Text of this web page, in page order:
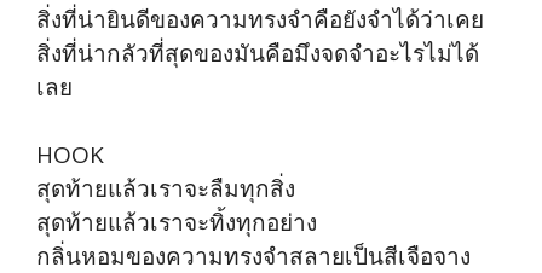
สิ่งที่น่ายินดีของความทรงจำคือยังจำได้ว่าเคย
สิ่งที่น่ากลัวที่สุดของมันคือมึงจดจำอะไรไม่ได้
เลย
HOOK
สุดท้ายแล้วเราจะลืมทุกสิ่ง
สุดท้ายแล้วเราจะทิ้งทุกอย่าง
กลิ่นหอมของความทรงจำสลายเป็นสีเจือจาง